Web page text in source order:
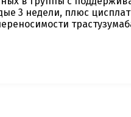
3 недели, плюс